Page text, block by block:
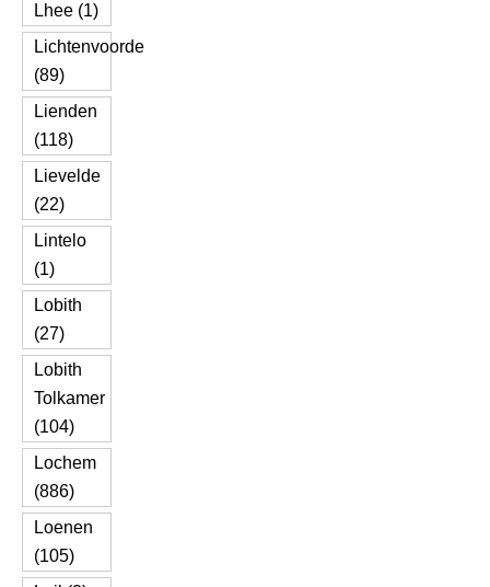
Lhee (1)
Lichtenvoorde
(89)
Lienden
(118)
Lievelde
(22)
Lintelo
(1)
Lobith
(27)
Lobith
Tolkamer
(104)
Lochem
(886)
Loenen
(105)